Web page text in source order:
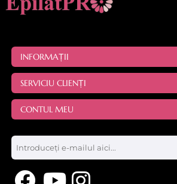
INFORMAȚII
SERVICIU CLIENȚI
CONTUL MEU